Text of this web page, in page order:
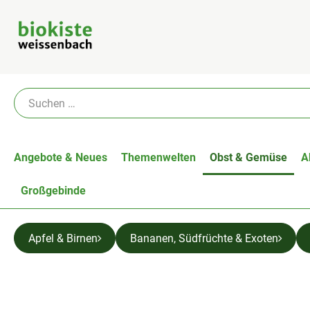
Angebote & Neues Themenwelten Obst & Gemüse
Großgebinde
Apfel & Birnen Bananen, Südfrüchte & Exoten